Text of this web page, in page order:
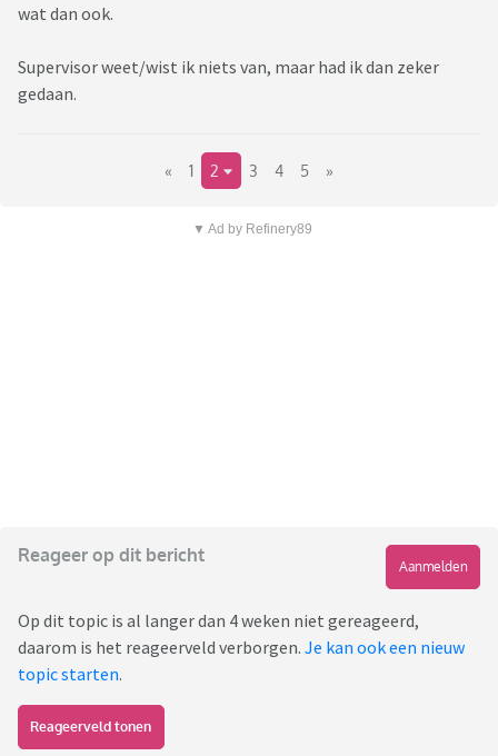
wat dan ook.
Supervisor weet/wist ik niets van, maar had ik dan zeker
gedaan.
« 1 2 3 4 5 »
▼ Ad by Refinery89
Reageer op dit bericht
Aanmelden
Op dit topic is al langer dan 4 weken niet gereageerd,
daarom is het reageerveld verborgen. Je kan ook een nieuw
topic starten.
Reageerveld tonen